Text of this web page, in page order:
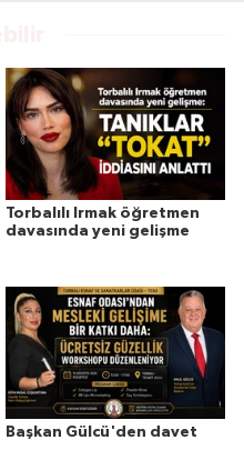
Torbalılı Irmak öğretmen
davasında yeni gelişme
Başkan Gülcü'den davet